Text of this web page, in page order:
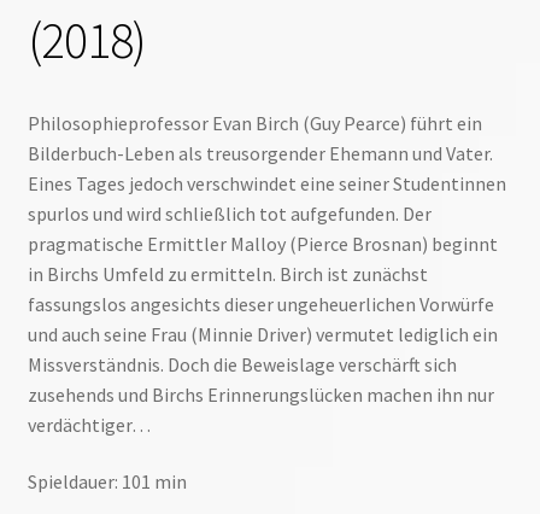
(2018)
Philosophieprofessor Evan Birch (Guy Pearce) führt ein
Bilderbuch-Leben als treusorgender Ehemann und Vater.
Eines Tages jedoch verschwindet eine seiner Studentinnen
spurlos und wird schließlich tot aufgefunden. Der
pragmatische Ermittler Malloy (Pierce Brosnan) beginnt
in Birchs Umfeld zu ermitteln. Birch ist zunächst
fassungslos angesichts dieser ungeheuerlichen Vorwürfe
und auch seine Frau (Minnie Driver) vermutet lediglich ein
Missverständnis. Doch die Beweislage verschärft sich
zusehends und Birchs Erinnerungslücken machen ihn nur
verdächtiger…
Spieldauer: 101 min